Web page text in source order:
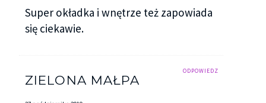
Super okładka i wnętrze też zapowiada
się ciekawie.
ODPOWIEDZ
ZIELONA MAŁPA